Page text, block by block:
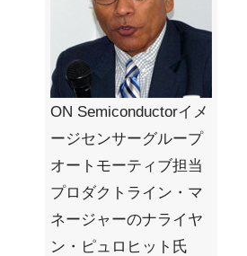
ON Semiconductorイメ
ージセンサーグループ
オートモーティブ担当
プロダクトライン・マ
ネージャーのナライヤ
ン・ピュロヒット氏